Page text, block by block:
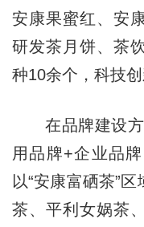
安康果蜜红、安
研发茶月饼、茶
种10余个，科技创
在品牌建设方
用品牌+企业品
以“安康富硒茶”
茶、平利女娲茶